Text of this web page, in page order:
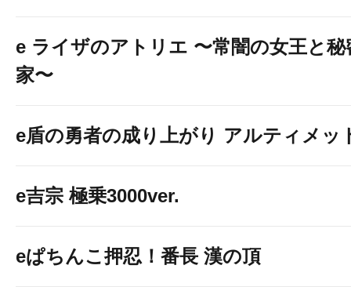
e ライザのアトリエ 〜常闇の女王と秘
家〜
e盾の勇者の成り上がり アルティメッ
e吉宗 極乗3000ver.
eぱちんこ押忍！番長 漢の頂